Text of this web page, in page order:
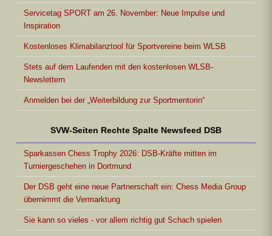
Servicetag SPORT am 26. November: Neue Impulse und
Inspiration
Kostenloses Klimabilanztool für Sportvereine beim WLSB
Stets auf dem Laufenden mit den kostenlosen WLSB-
Newslettern
Anmelden bei der „Weiterbildung zur Sportmentorin“
SVW-Seiten Rechte Spalte Newsfeed DSB
Sparkassen Chess Trophy 2026: DSB-Kräfte mitten im
Turniergeschehen in Dortmund
Der DSB geht eine neue Partnerschaft ein: Chess Media Group
übernimmt die Vermarktung
Sie kann so vieles - vor allem richtig gut Schach spielen